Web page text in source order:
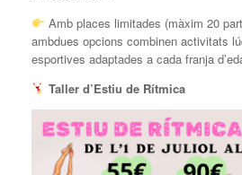
Amb places limitades (màxim 20
ambdues opcions combinen activitats
esportives adaptades a cada franja
Taller d’Estiu de Rítmica